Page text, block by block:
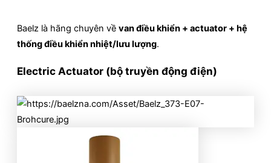
Baelz là hãng chuyên về van điều khiển + actuator + hệ
thống điều khiển nhiệt/lưu lượng.
Electric Actuator (bộ truyền động điện)